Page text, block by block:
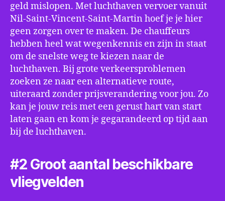
geld mislopen. Met luchthaven vervoer vanuit
Nil-Saint-Vincent-Saint-Martin hoef je je hier
geen zorgen over te maken. De chauffeurs
hebben heel wat wegenkennis en zijn in staat
om de snelste weg te kiezen naar de
luchthaven. Bij grote verkeersproblemen
zoeken ze naar een alternatieve route,
uiteraard zonder prijsverandering voor jou. Zo
kan je jouw reis met een gerust hart van start
laten gaan en kom je gegarandeerd op tijd aan
bij de luchthaven.
#2 Groot aantal beschikbare
vliegvelden